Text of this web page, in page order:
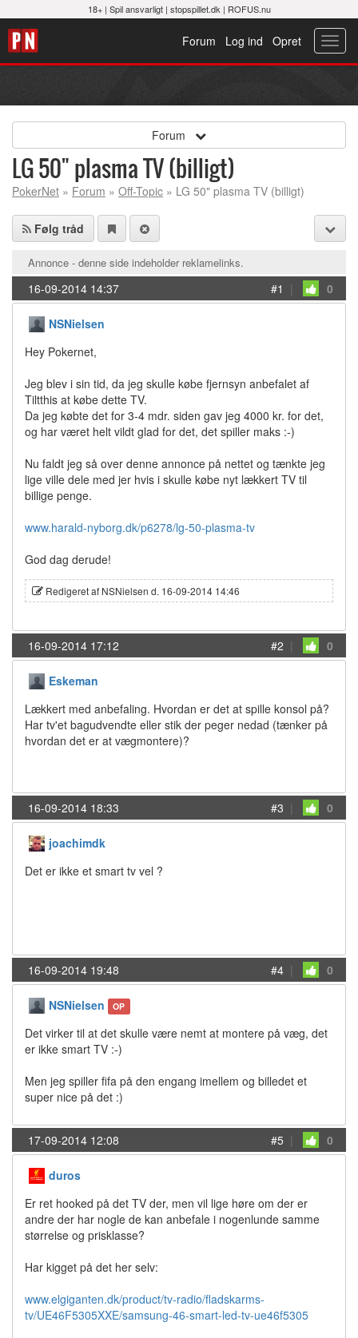
18+ | Spil ansvarligt| stopspillet.dk | ROFUS.nu
Opret
Log ind
Forum
Forum
LG 50" plasma TV (billigt)
PokerNet » Forum » Off-Topic » LG 50" plasma TV (billigt)
Følg tråd
Annonce - denne side indeholder reklamelinks.
16-09-2014 14:37 #1 | 0
NSNielsen
Hey Pokernet,
Jeg blev i sin tid, da jeg skulle købe fjernsyn anbefalet af
Tiltthis at købe dette TV.
Da jeg købte det for 3-4 mdr. siden gav jeg 4000 kr. for det,
og har været helt vildt glad for det, det spiller maks :-)
Nu faldt jeg så over denne annonce på nettet og tænkte jeg
lige ville dele med jer hvis i skulle købe nyt lækkert TV til
billige penge.
www.harald-nyborg.dk/p6278/lg-50-plasma-tv
God dag derude!
Redigeret af NSNielsen d. 16-09-2014 14:46
16-09-2014 17:12 #2 | 0
Eskeman
Lækkert med anbefaling. Hvordan er det at spille konsol på?
Har tv'et bagudvendte eller stik der peger nedad (tænker på
hvordan det er at vægmontere)?
16-09-2014 18:33 #3 | 0
joachimdk
Det er ikke et smart tv vel ?
16-09-2014 19:48 #4 | 0
NSNielsen OP
Det virker til at det skulle være nemt at montere på væg, det
er ikke smart TV :-)
Men jeg spiller fifa på den engang imellem og billedet et
super nice på det :)
17-09-2014 12:08 #5 | 0
duros
Er ret hooked på det TV der, men vil lige høre om der er
andre der har nogle de kan anbefale i nogenlunde samme
størrelse og prisklasse?
Har kigget på det her selv:
www.elgiganten.dk/product/tv-radio/fladskarms-
tv/UE46F5305XXE/samsung-46-smart-led-tv-ue46f5305